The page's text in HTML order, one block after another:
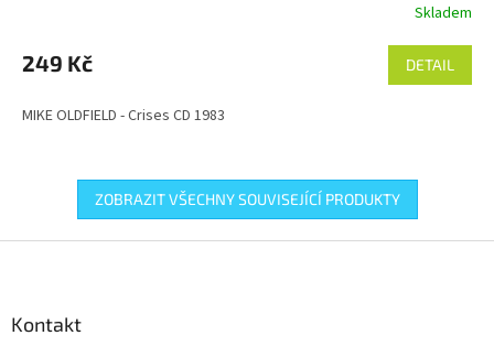
Skladem
249 Kč DETAIL
MIKE OLDFIELD - Crises CD 1983
ZOBRAZIT VŠECHNY SOUVISEJÍCÍ PRODUKTY
Kontakt